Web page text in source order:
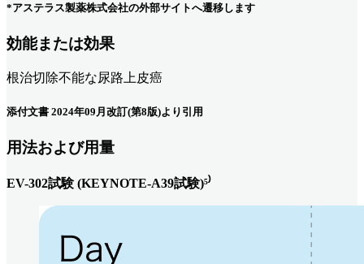
*アステラス製薬株式会社の外部サイトへ遷移します
効能または効果
根治切除不能な尿路上皮癌
添付文書 2024年09月改訂(第8版)より引用
用法および用量
EV-302試験 (KEYNOTE-A39試験)⁵⁾